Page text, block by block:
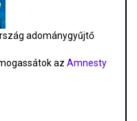
adománygyűjtő
az Amnesty